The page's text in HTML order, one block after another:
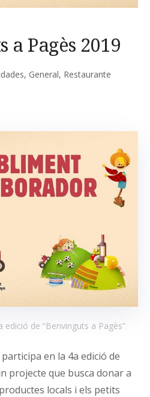
a Pagès 2019
, General, Restaurante
edició de “Benvinguts a Pagès”
en la 4a edició de
projecte que busca donar a
locals i els petits